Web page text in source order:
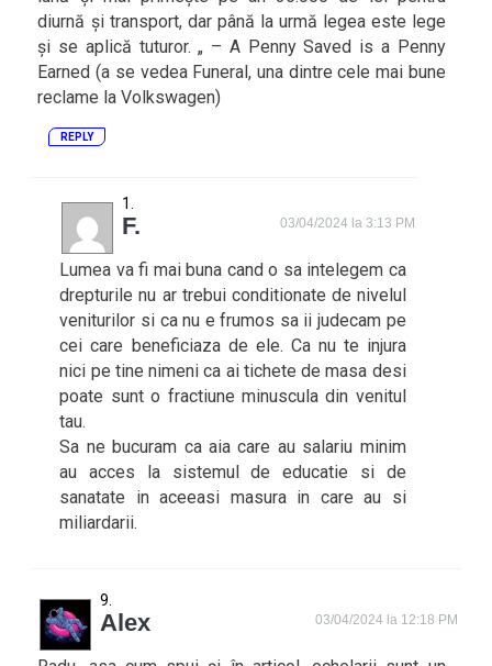
diurnă și transport, dar până la urmă legea este lege
și se aplică tuturor. „ – A Penny Saved is a Penny
Earned (a se vedea Funeral, una dintre cele mai bune
reclame la Volkswagen)
REPLY
F. 03/04/2024 la 3:13 PM
Lumea va fi mai buna cand o sa intelegem ca
drepturile nu ar trebui conditionate de nivelul
veniturilor si ca nu e frumos sa ii judecam pe
cei care beneficiaza de ele. Ca nu te injura
nici pe tine nimeni ca ai tichete de masa desi
poate sunt o fractiune minuscula din venitul
tau.
Sa ne bucuram ca aia care au salariu minim
au acces la sistemul de educatie si de
sanatate in aceeasi masura in care au si
miliardarii.
Alex 03/04/2024 la 12:18 PM